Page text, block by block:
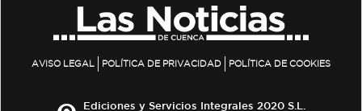
AVISO LEGAL POLÍTICA DE PRIVACIDAD POLÍTICA DE COOKIES
Ediciones y Servicios Integrales 2020 S.L.